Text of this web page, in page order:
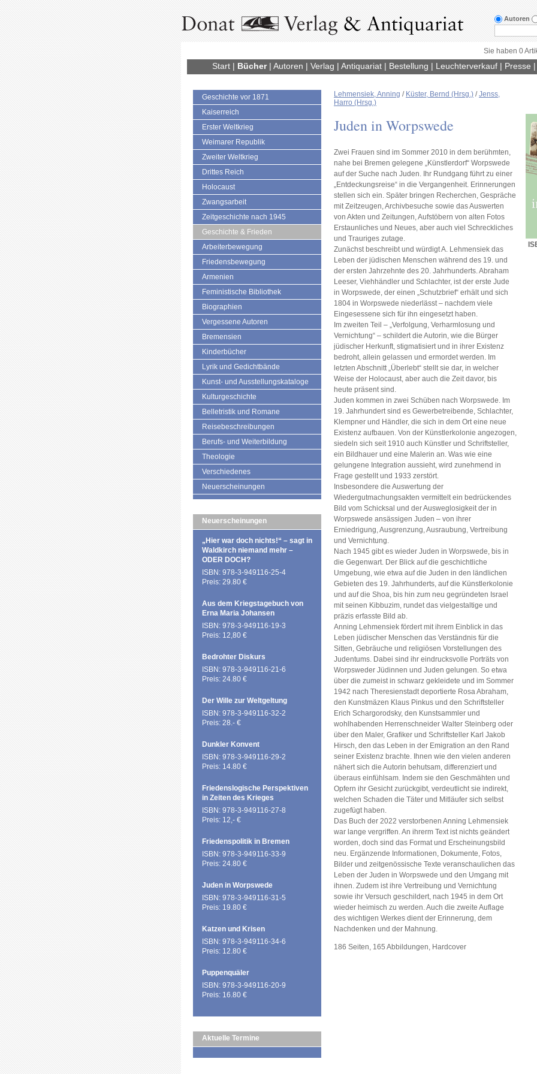
Autoren
Sie haben 0
Start| Bücher| Autoren | Verlag | Antiquariat| Bestellung | Leuchterverkauf| Presse |
Geschichte vor 1871
Kaiserreich
Erster Weltkrieg
Weimarer Republik
Zweiter Weltkrieg
Drittes Reich
Holocaust
Zwangsarbeit
Zeitgeschichte nach 1945
Geschichte & Frieden
Arbeiterbewegung
Friedensbewegung
Armenien
Feministische Bibliothek
Biographien
Vergessene Autoren
Bremensien
Kinderbücher
Lyrik und Gedichtbände
Kunst- und Ausstellungskataloge
Kulturgeschichte
Belletristik und Romane
Reisebeschreibungen
Berufs- und Weiterbildung
Theologie
Verschiedenes
Neuerscheinungen
Neuerscheinungen
„Hier war doch nichts!“ – sagt in
Waldkirch niemand mehr –
ODER DOCH?
ISBN: 978-3-949116-25-4
Preis: 29.80 €
Aus dem Kriegstagebuch von
Erna Maria Johansen
ISBN: 978-3-949116-19-3
Preis: 12,80 €
Bedrohter Diskurs
ISBN: 978-3-949116-21-6
Preis: 24.80 €
Der Wille zur Weltgeltung
ISBN: 978-3-949116-32-2
Preis: 28.- €
Dunkler Konvent
ISBN: 978-3-949116-29-2
Preis: 14.80 €
Friedenslogische Perspektiven
in Zeiten des Krieges
ISBN: 978-3-949116-27-8
Preis: 12,- €
Friedenspolitik in Bremen
ISBN: 978-3-949116-33-9
Preis: 24.80 €
Juden in Worpswede
ISBN: 978-3-949116-31-5
Preis: 19.80 €
Katzen und Krisen
ISBN: 978-3-949116-34-6
Preis: 12.80 €
Puppenquäler
ISBN: 978-3-949116-20-9
Preis: 16.80 €
Aktuelle Termine
Lehmensiek, Anning / Küster, Bernd (Hrsg.) /Jenss,
Harro (Hrsg.)
Juden in Worpswede
Zwei Frauen sind im Sommer 2010 in dem berühmten,
nahe bei Bremen gelegene „Künstlerdorf“ Worpswede
auf der Suche nach Juden. Ihr Rundgang führt zu einer
„Entdeckungsreise“ in die Vergangenheit. Erinnerungen
stellen sich ein. Später bringen Recherchen, Gespräche
mit Zeitzeugen, Archivbesuche sowie das Auswerten
von Akten und Zeitungen, Aufstöbern von alten Fotos
Erstaunliches und Neues, aber auch viel Schreckliches
und Trauriges zutage.
Zunächst beschreibt und würdigt A. Lehmensiek das
Leben der jüdischen Menschen während des 19. und
der ersten Jahrzehnte des 20. Jahrhunderts. Abraham
Leeser, Viehhändler und Schlachter, ist der erste Jude
in Worpswede, der einen „Schutzbrief“ erhält und sich
1804 in Worpswede niederlässt – nachdem viele
Eingesessene sich für ihn eingesetzt haben.
Im zweiten Teil – „Verfolgung, Verharmlosung und
Vernichtung“ – schildert die Autorin, wie die Bürger
jüdischer Herkunft, stigmatisiert und in ihrer Existenz
bedroht, allein gelassen und ermordet werden. Im
letzten Abschnitt „Überlebt“ stellt sie dar, in welcher
Weise der Holocaust, aber auch die Zeit davor, bis
heute präsent sind.
Juden kommen in zwei Schüben nach Worpswede. Im
19. Jahrhundert sind es Gewerbetreibende, Schlachter,
Klempner und Händler, die sich in dem Ort eine neue
Existenz aufbauen. Von der Künstlerkolonie angezogen,
siedeln sich seit 1910 auch Künstler und Schriftsteller,
ein Bildhauer und eine Malerin an. Was wie eine
gelungene Integration aussieht, wird zunehmend in
Frage gestellt und 1933 zerstört.
Insbesondere die Auswertung der
Wiedergutmachungsakten vermittelt ein bedrückendes
Bild vom Schicksal und der Ausweglosigkeit der in
Worpswede ansässigen Juden – von ihrer
Erniedrigung, Ausgrenzung, Ausraubung, Vertreibung
und Vernichtung.
Nach 1945 gibt es wieder Juden in Worpswede, bis in
die Gegenwart. Der Blick auf die geschichtliche
Umgebung, wie etwa auf die Juden in den ländlichen
Gebieten des 19. Jahrhunderts, auf die Künstlerkolonie
und auf die Shoa, bis hin zum neu gegründeten Israel
mit seinen Kibbuzim, rundet das vielgestaltige und
präzis erfasste Bild ab.
Anning Lehmensiek fördert mit ihrem Einblick in das
Leben jüdischer Menschen das Verständnis für die
Sitten, Gebräuche und religiösen Vorstellungen des
Judentums. Dabei sind ihr eindrucksvolle Porträts von
Worpsweder Jüdinnen und Juden gelungen. So etwa
über die zumeist in schwarz gekleidete und im Sommer
1942 nach Theresienstadt deportierte Rosa Abraham,
den Kunstmäzen Klaus Pinkus und den Schriftsteller
Erich Schargorodsky, den Kunstsammler und
wohlhabenden Herrenschneider Walter Steinberg oder
über den Maler, Grafiker und Schriftsteller Karl Jakob
Hirsch, den das Leben in der Emigration an den Rand
seiner Existenz brachte. Ihnen wie den vielen anderen
nähert sich die Autorin behutsam, differenziert und
überaus einfühlsam. Indem sie den Geschmähten und
Opfern ihr Gesicht zurückgibt, verdeutlicht sie indirekt,
welchen Schaden die Täter und Mitläufer sich selbst
zugefügt haben.
Das Buch der 2022 verstorbenen Anning Lehmensiek
war lange vergriffen. An ihrerm Text ist nichts geändert
worden, doch sind das Format und Erscheinungsbild
neu. Ergänzende Informationen, Dokumente, Fotos,
Bilder und zeitgenössische Texte veranschaulichen das
Leben der Juden in Worpswede und den Umgang mit
ihnen. Zudem ist ihre Vertreibung und Vernichtung
sowie ihr Versuch geschildert, nach 1945 in dem Ort
wieder heimisch zu werden. Auch die zweite Auflage
des wichtigen Werkes dient der Erinnerung, dem
Nachdenken und der Mahnung.
186 Seiten, 165 Abbildungen, Hardcover